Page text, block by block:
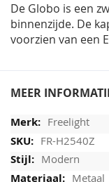
De Globo is een
binnenzijde. De
voorzien van een
MEER
Freelight
FR-H2540Z
Modern
Metaal